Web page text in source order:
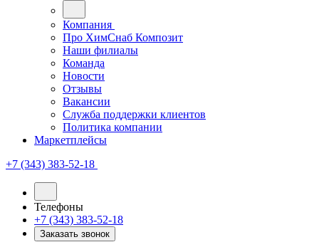
Компания
Про ХимСнаб Композит
Наши филиалы
Команда
Новости
Отзывы
Вакансии
Служба поддержки клиентов
Политика компании
Маркетплейсы
+7 (343) 383-52-18
Телефоны
+7 (343) 383-52-18
Заказать звонок